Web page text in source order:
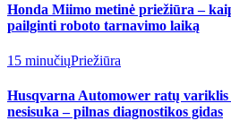
Honda Miimo metinė priežiūra –
pailginti roboto tarnavimo laiką
15 minučiųPriežiūra
Husqvarna Automower ratų variklis
nesisuka – pilnas diagnostikos gidas